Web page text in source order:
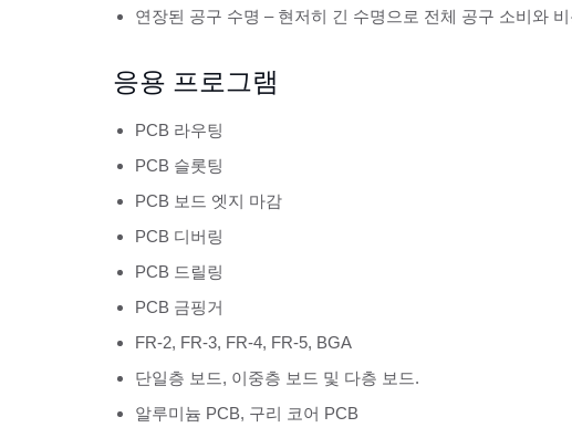
연장된 공구 수명 – 현저히 긴 수명으로 전체 공구 소비와
응용 프로그램
PCB 라우팅
PCB 슬롯팅
PCB 보드 엣지 마감
PCB 디버링
PCB 드릴링
PCB 금핑거
FR-2, FR-3, FR-4, FR-5, BGA
단일층 보드, 이중층 보드 및 다층 보드.
알루미늄 PCB, 구리 코어 PCB